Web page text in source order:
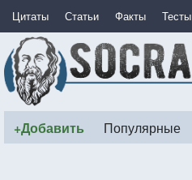
Цитаты Статьи Факты Тесты
+Добавить Популярные